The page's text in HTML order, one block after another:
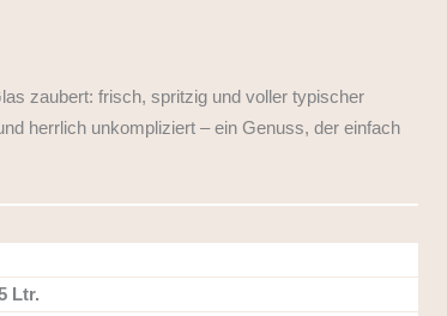
zaubert: frisch, spritzig und voller typischer
herrlich unkompliziert – ein Genuss, der einfach
Ltr.